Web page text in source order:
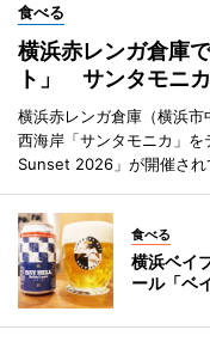
食べる
横浜赤レンガ倉庫
ト」 サンタモニ
横浜赤レンガ倉庫（横浜市
西海岸「サンタモニカ」
Sunset 2026」が開催され
食べる
横浜ベイ
ール「ベ